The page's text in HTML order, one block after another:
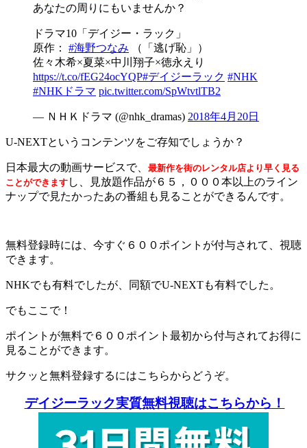
あなたの周りにもいませんか？
ドラマ10「デイジー・ラック」
原作： #海野つなみ （「逃げ恥」）
佐々木希×夏菜×中川翔子×徳永えり
https://t.co/fEG24ocYQP#デイジーラック #NHK
#NHKドラマ pic.twitter.com/SpWtvtlTB2
— ＮＨＫドラマ (@nhk_dramas) 2018年4月20日
U-NEXTというコンテンツをご存知でしょうか？
日本最大の動画サービスで、 最新作を街のレンタル店より早く見る
ことができます し、見放題作品が６５，０００本以上のライン
ナップで見たかったあの番組も見ることができるんです。
無料登録時には、今すぐ６００ポイントが付与されて、視聴
できます。
NHKでも有料でしたが、同額でU-NEXTも有料でした。
でもここで！
ポイントが無料で６００ポイント最初から付与されてお得に
見ることができます。
サクッと無料登録するにはこちらからどうぞ。
デイジーラック実質無料視聴はこちらから！